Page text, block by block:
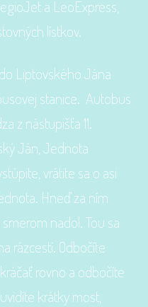
a LeoExpress,
lístkov.
Liptovského Jána
stanice. Autobus
z nástupišťa 11.
Ján, Jednota
vrátite sa o asi
Hneď za ním
nadol. Tou sa
rázcestí. Odbočíte
rovno a odbočíte
krátky most,